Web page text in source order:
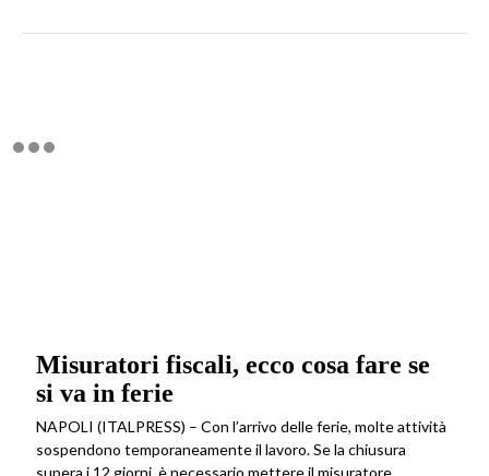
Misuratori fiscali, ecco cosa fare se
si va in ferie
NAPOLI (ITALPRESS) – Con l’arrivo delle ferie, molte attività
sospendono temporaneamente il lavoro. Se la chiusura
supera i 12 giorni, è necessario mettere il misuratore